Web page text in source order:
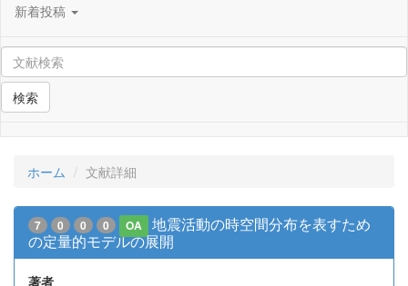
新着投稿
検索
ホーム 文献詳細
7 0 0 0 OA
地震活動の時空間分布を表すため
の定量的モデルの展開
著者